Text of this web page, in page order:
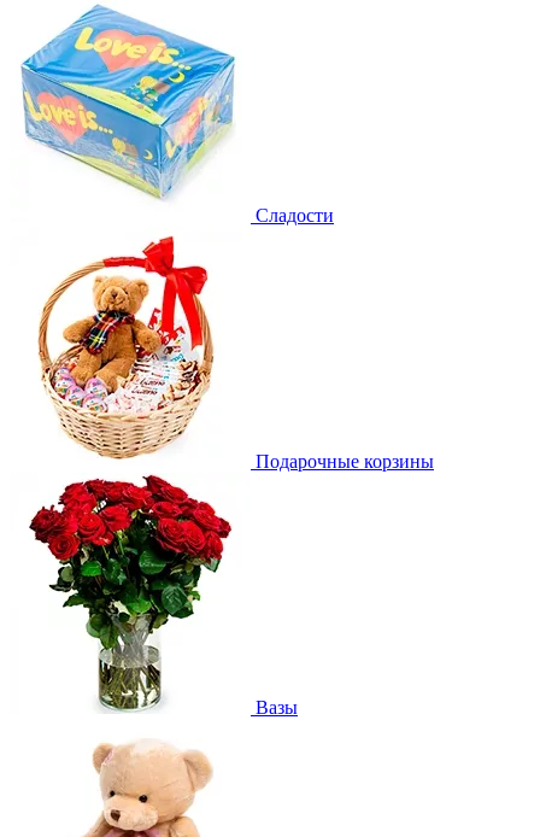
Сладости
Подарочные корзины
Вазы